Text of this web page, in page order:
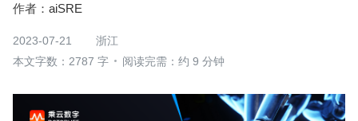
作者： aiSRE
2023-07-21
浙江
本文字数：2787 字
阅读完需：约 9 分钟